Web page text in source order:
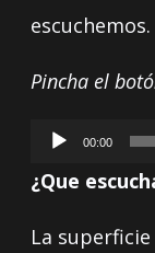
escuchemos.
Pincha el
Reproductor
de
00:00
¿Que
La